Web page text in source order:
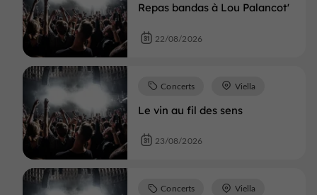
Repas bandas à Lou Palancot'
22/08/2026
Le vin au fil des sens
Concerts Viella
23/08/2026
Concerts Viella